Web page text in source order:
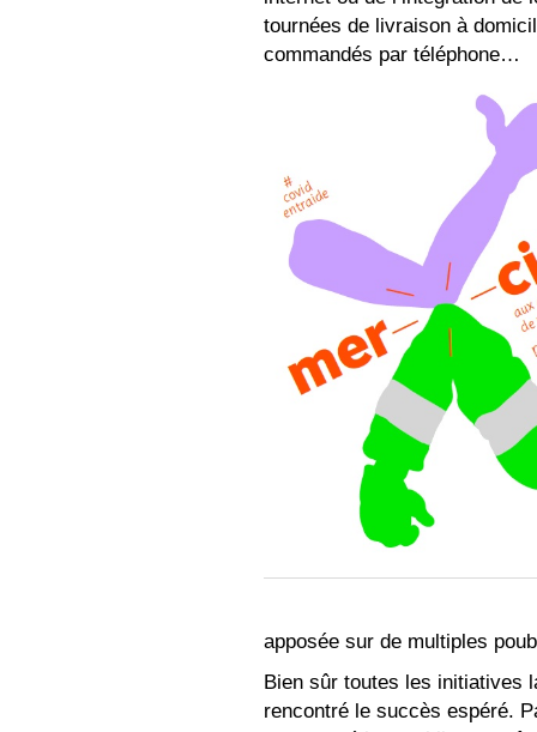
tournées de livraison à
commandés par téléphone…
apposée sur de multiples
Bien sûr toutes les initiatives
rencontré le succès espéré.